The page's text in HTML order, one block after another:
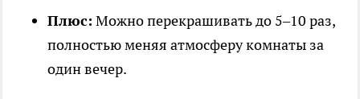
Плюс: Можно перекрашивать до 5–10 раз,
полностью меняя атмосферу комнаты за
один вечер.